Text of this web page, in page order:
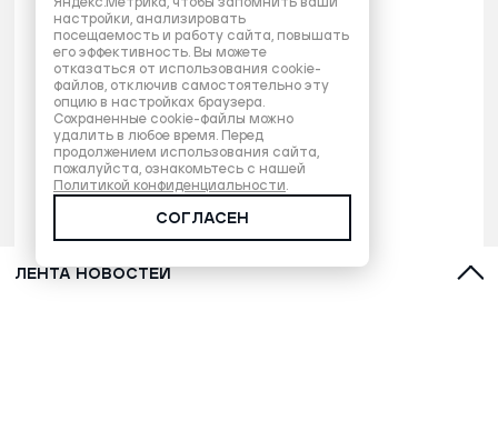
ЛЕНТА НОВОСТЕЙ
настройки, анализировать
посещаемость и работу сайта, повышать
его эффективность. Вы можете
отказаться от использования cookie-
файлов, отключив самостоятельно эту
опцию в настройках браузера.
Сохраненные cookie-файлы можно
удалить в любое время. Перед
продолжением использования сайта,
пожалуйста, ознакомьтесь с нашей
Политикой конфиденциальности.
СОГЛАСЕН